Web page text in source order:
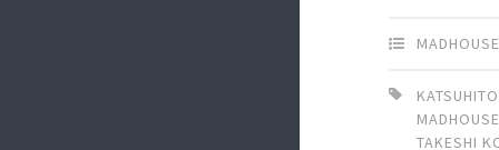
MADHOUSE
MADHOUSE
TAKESHI